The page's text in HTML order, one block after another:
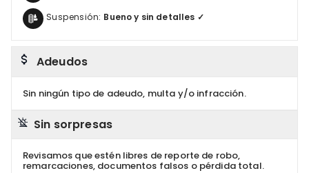
Suspensión: Bueno y sin detalles ✓
Adeudos
Sin ningún tipo de adeudo, multa y/o infracción.
Sin sorpresas
Revisamos que estén libres de reporte de robo,
remarcaciones, documentos falsos o pérdida total.